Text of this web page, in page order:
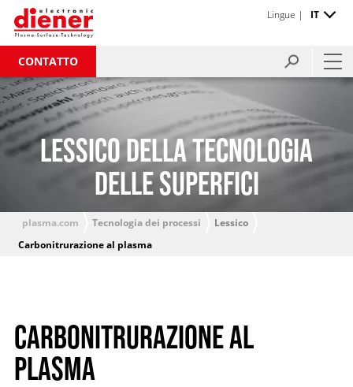
CONTATTO
Lingue | IT
LESSICO DELLA TECNOLOGIA
DELLE SUPERFICI
plasma.com Tecnologia dei processi
Lessico
Carbonitrurazione al plasma
CARBONITRURAZIONE AL
PLASMA